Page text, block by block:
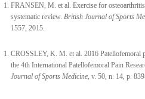
FRANSEN, M. et al. Exercise for
systematic review. British Journal of Sports
1557, 2015.
CROSSLEY, K. M. et al. 2016 Patellofemoral
the 4th International Patellofemoral Pain
Journal of Sports Medicine, v. 50, n. 14, p.